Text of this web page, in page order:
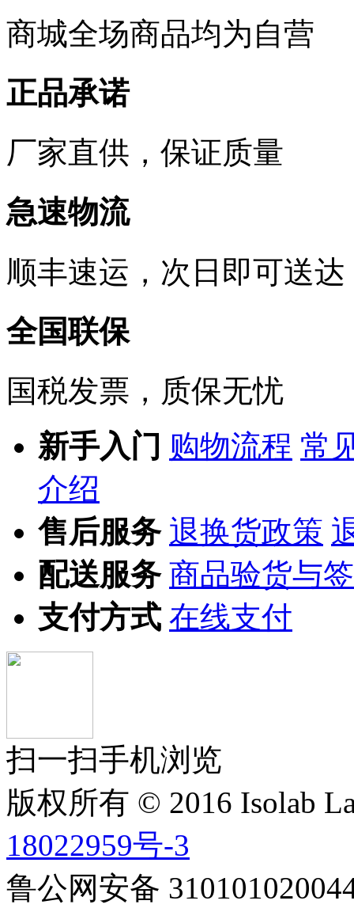
商城全场商品均为自营
正品承诺
厂家直供，保证质量
急速物流
顺丰速运，次日即可送达
全国联保
国税发票，质保无忧
新手入门 购物流程 常
介绍
售后服务 退换货政策
配送服务 商品验货与
支付方式 在线支付
扫一扫手机浏览
版权所有 © 2016 Isolab
18022959号-3
鲁公网安备